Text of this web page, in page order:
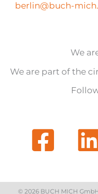
berlin@buch-
We
We are part of the
© 2026 BUCH MICH